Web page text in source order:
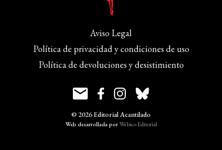
Aviso Legal
Política de privacidad y condiciones de uso
Política de devoluciones y desistimiento
© 2026 Editorial Acantilado
Web desarrollada porWébico Editorial